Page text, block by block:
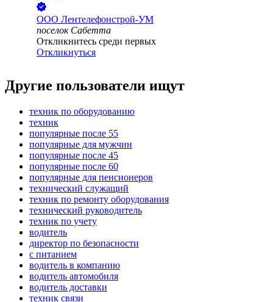
ООО Лентелефонстрой-УМ
поселок Сабетта
Откликнитесь среди первых
Откликнуться
Другие пользователи ищут
техник по оборудованию
техник
популярные после 55
популярные для мужчин
популярные после 45
популярные после 60
популярные для пенсионеров
технический служащий
техник по ремонту оборудования
технический руководитель
техник по учету
водитель
директор по безопасности
с питанием
водитель в компанию
водитель автомобиля
водитель доставки
техник связи